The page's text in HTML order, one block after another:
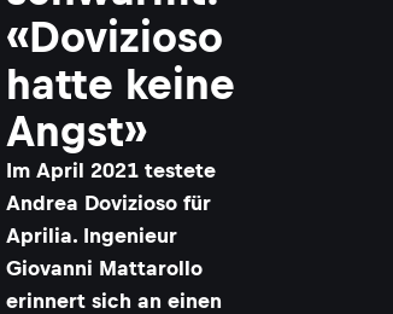
«Dovizioso
hatte keine
Angst»
Im April 2021 testete
Andrea Dovizioso für
Aprilia. Ingenieur
Giovanni Mattarollo
erinnert sich an einen